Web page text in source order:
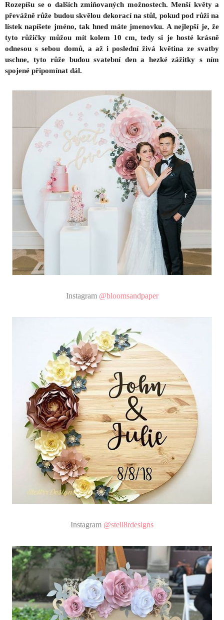
Rozepíšu se o dalších zmiňovaných možnostech. Menší květy a
převážně růže budou skvělou dekorací na stůl, pokud pod růži na
lístek napíšete jméno, tak hned máte jmenovku. A nejlepší je, že
tyto růžičky můžou mít kolem 10 cm, tedy si je hosté krásně
odnesou s sebou domů, a až i poslední živá květina ze svatby
uschne, tyto růže budou svatební den a hezké zážitky s ním
spojené připomínat dál.
Instagram @bloomsandpaper
Instagram @stell8rdesigns